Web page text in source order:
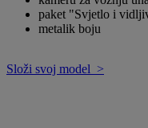
paket "Svjetlo i
metalik boju
Složi svoj model >